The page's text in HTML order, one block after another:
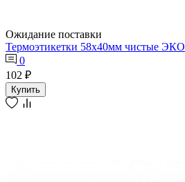
Ожидание поставки
Термоэтикетки 58х40мм чистые ЭКО
0
102 ₽
Купить